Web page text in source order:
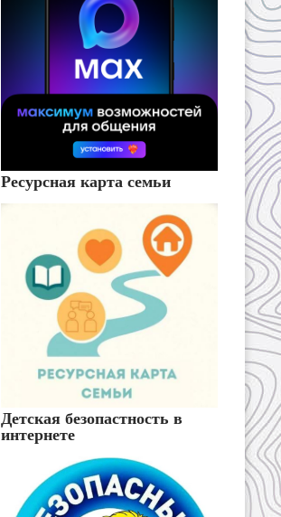
Ресурсная карта семьи
Детская безопастность в
интернете